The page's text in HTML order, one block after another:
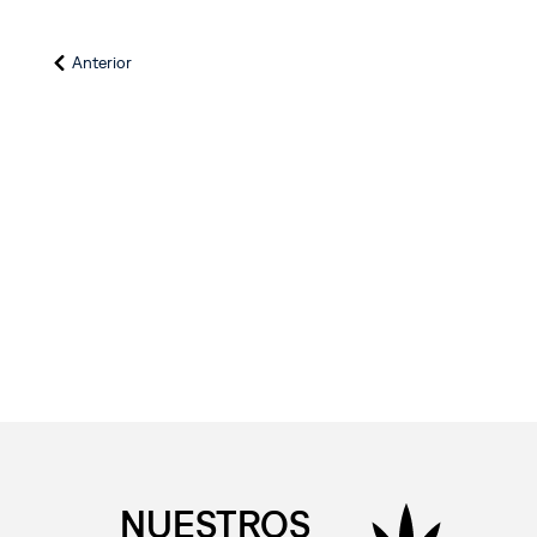
Anterior
NUESTROS